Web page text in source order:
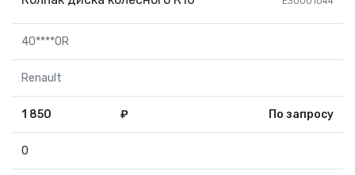
40****0R
Renault
1 850 ₽ По запросу
0